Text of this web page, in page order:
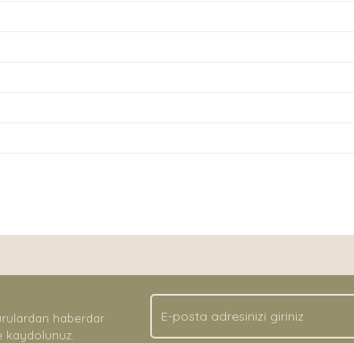
haberdar
kaydolunuz.